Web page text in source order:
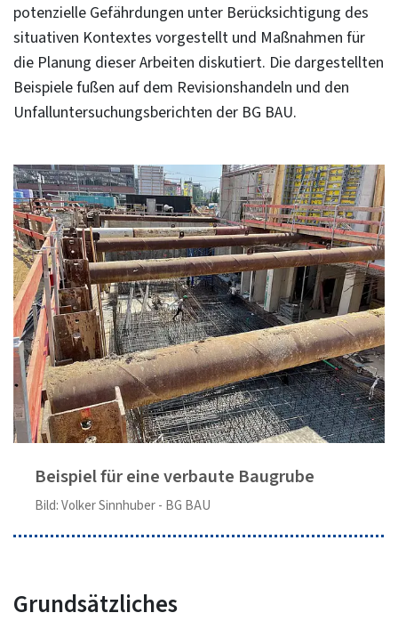
potenzielle Gefährdungen unter Berücksichtigung des
situativen Kontextes vorgestellt und Maßnahmen für
die Planung dieser Arbeiten diskutiert. Die dargestellten
Beispiele fußen auf dem Revisionshandeln und den
Unfalluntersuchungsberichten der BG BAU.
Beispiel für eine verbaute Baugrube
Bild: Volker Sinnhuber - BG BAU
Grundsätzliches